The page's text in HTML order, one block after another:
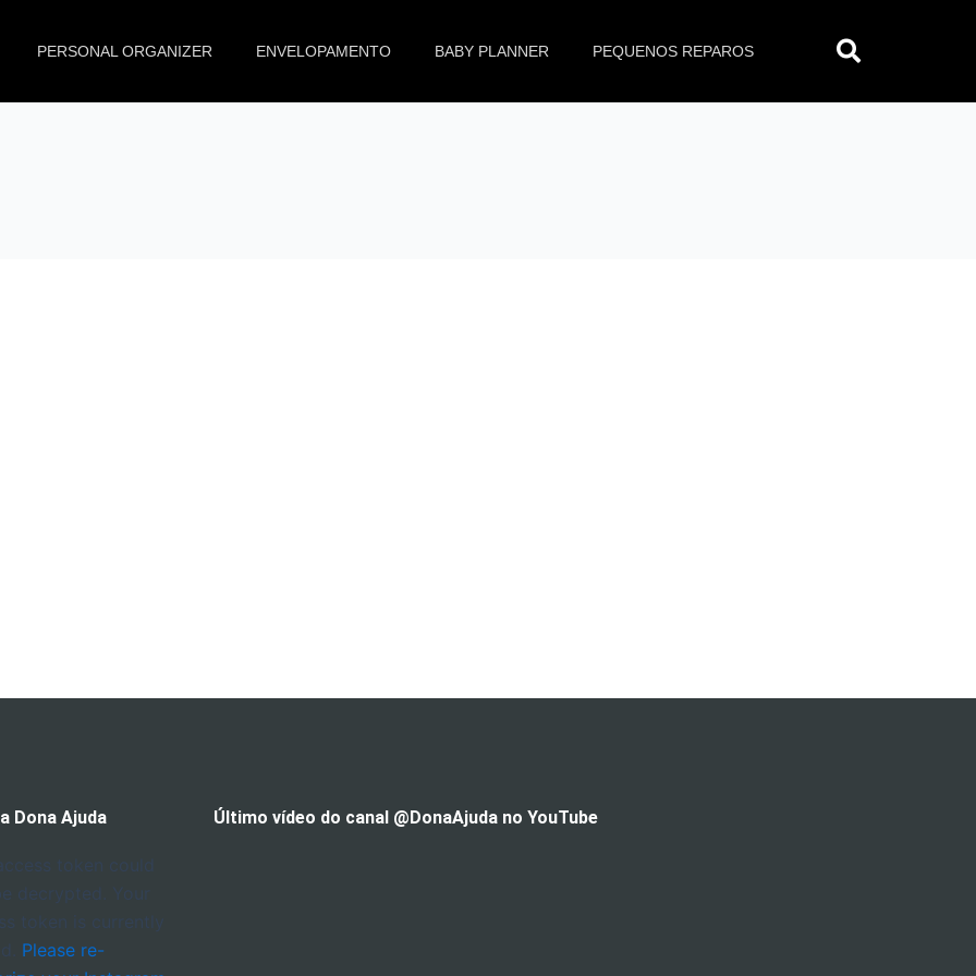
PERSONAL ORGANIZER ENVELOPAMENTO BABY PLANNER PEQUENOS REPAROS
Dona Ajuda
token could
decrypted. Your
token is currently
Please re-
Último vídeo do canal @DonaAjuda no YouTube